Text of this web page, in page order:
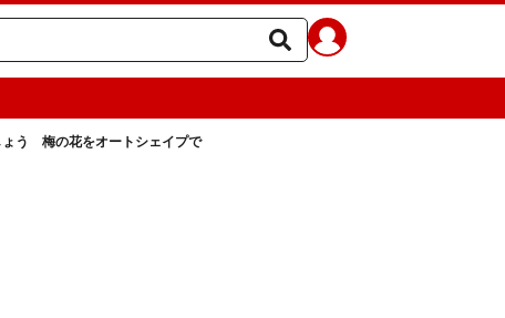
ょう 梅の花をオートシェイプで